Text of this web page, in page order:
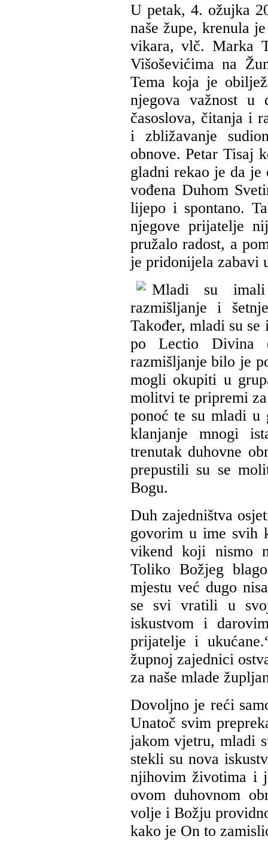
U petak, 4. ožujka
naše župe, krenula
vikara, vlč. Marka
Višoševićima na
Tema koja je
njegova važnost u
časoslova, čitanja i
i zbližavanje
obnove. Petar Tisaj
gladni rekao je da je
vođena Duhom
lijepo i spontano.
njegove prijatelje
pružalo radost, a
je pridonijela zabavi
Mladi su
razmišljanje i
Također, mladi su
po Lectio Divina
razmišljanje bilo je
mogli okupiti u
molitvi te pripremi
ponoć te su mladi u
klanjanje mnogi
trenutak duhovne
prepustili su se
Bogu.
Duh zajedništva
govorim u ime svih
vikend koji nismo
Toliko Božjeg
mjestu već dugo
se svi vratili u
iskustvom i
prijatelje i
župnoj zajednici
za naše mlade
Dovoljno je reći
Unatoč svim
jakom vjetru, mladi
stekli su nova
njihovim životima i
ovom duhovnom
volje i Božju
kako je On to